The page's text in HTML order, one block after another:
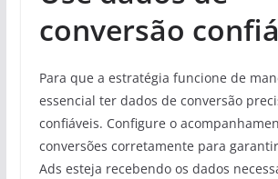
conversão
Para que a estratégia funcione de
essencial ter dados de conversão
confiáveis. Configure o
conversões corretamente para
Ads esteja recebendo os dados